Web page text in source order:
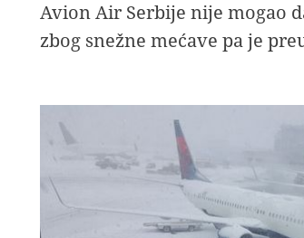
Avion Air Serbije nije mogao
zbog snežne mećave pa je